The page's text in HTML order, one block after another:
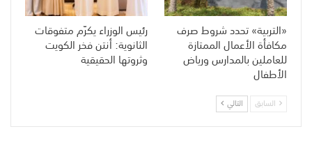
«التربية» تحدد شروط صرف
مكافأة الأعمال الممتازة
للعاملين بالمدارس ورياض
الأطفال
رئيس الوزراء يكرّم متفوقات
الثانوية: أنتن فخر الكويت
وثروتها الحقيقية
السابق التالي